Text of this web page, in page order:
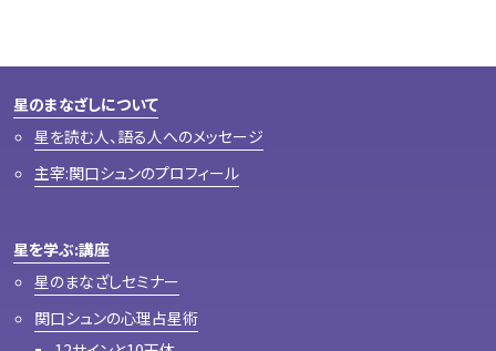
星のまなざしについて
星を読む人、語る人へのメッセージ
主宰:関口シュンのプロフィール
星を学ぶ:講座
星のまなざしセミナー
関口シュンの心理占星術